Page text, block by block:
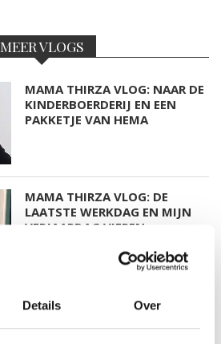
Details Over
MEER VLOGS
MAMA THIRZA VLOG: NAAR DE
KINDERBOERDERIJ EN EEN
PAKKETJE VAN HEMA
MAMA THIRZA VLOG: DE
LAATSTE WERKDAG EN MIJN
VERJAARDAG VIEREN
MAMA THIRZA VLOG: HET IS